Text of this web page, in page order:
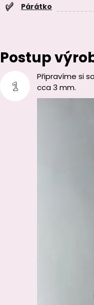
Párátko
Postup
Připravíme si
cca 3 mm.